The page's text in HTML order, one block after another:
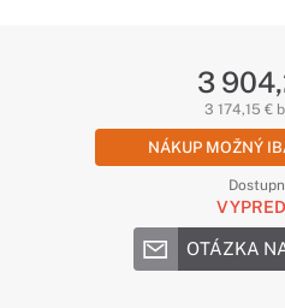
3
3 174,15 €
NÁKUP MOŽNÝ
OTÁZKA